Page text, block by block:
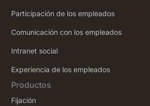
Participación de los empleados
Comunicación con los empleados
Intranet social
‍Experiencia de los empleados
Productos
Fijación